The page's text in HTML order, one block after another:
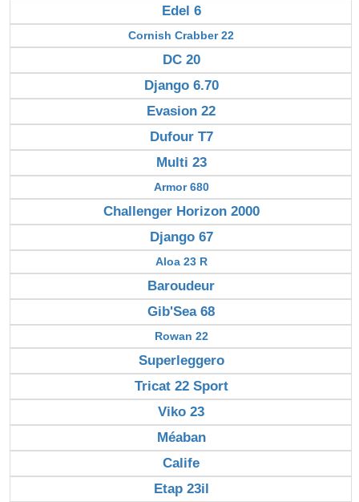
Edel 6
Cornish Crabber 22
DC 20
Django 6.70
Evasion 22
Dufour T7
Multi 23
Armor 680
Challenger Horizon 2000
Django 67
Aloa 23 R
Baroudeur
Gib'Sea 68
Rowan 22
Superleggero
Tricat 22 Sport
Viko 23
Méaban
Calife
Etap 23il